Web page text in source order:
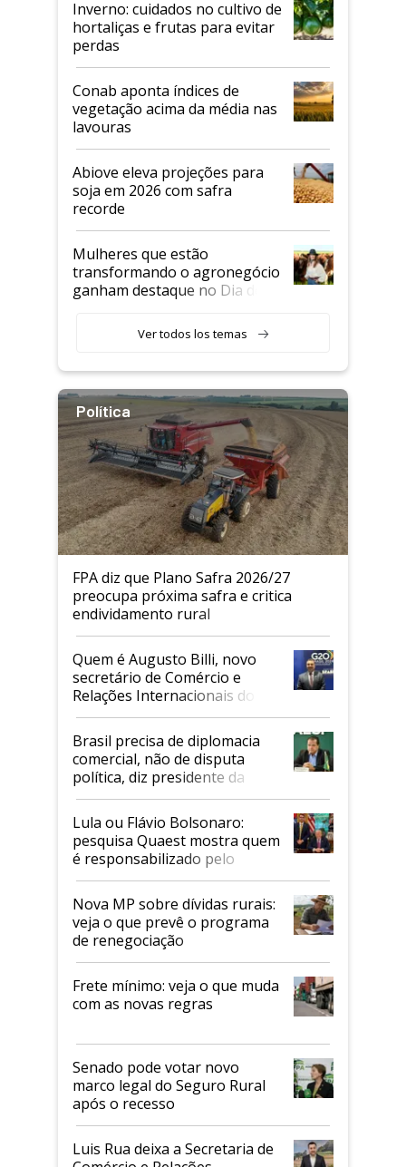
Inverno: cuidados no cultivo de
hortaliças e frutas para evitar
perdas
Conab aponta índices de
vegetação acima da média nas
lavouras
Abiove eleva projeções para
soja em 2026 com safra
recorde
Mulheres que estão
transformando o agronegócio
ganham destaque no Dia do
Ver todos los temas
Política
FPA diz que Plano Safra 2026/27
preocupa próxima safra e critica
endividamento rural
Quem é Augusto Billi, novo
secretário de Comércio e
Relações Internacionais do
Mapa
Brasil precisa de diplomacia
comercial, não de disputa
política, diz presidente da
Faesp
Lula ou Flávio Bolsonaro:
pesquisa Quaest mostra quem
é responsabilizado pelo
tarifaço dos EUA
Nova MP sobre dívidas rurais:
veja o que prevê o programa
de renegociação
Frete mínimo: veja o que muda
com as novas regras
Senado pode votar novo
marco legal do Seguro Rural
após o recesso
Luis Rua deixa a Secretaria de